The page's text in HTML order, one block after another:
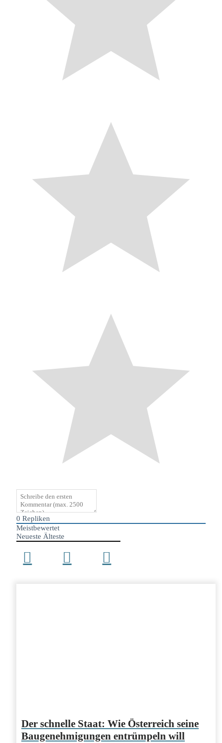
0 Repliken
Meistbewertet
Neueste Älteste
Der schnelle Staat: Wie Österreich seine
Baugenehmigungen entrümpeln will